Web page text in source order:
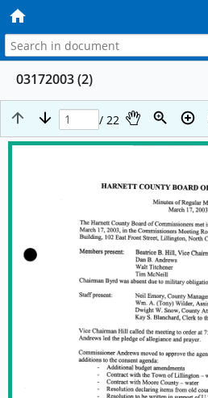
03172003 (2)
/ 22